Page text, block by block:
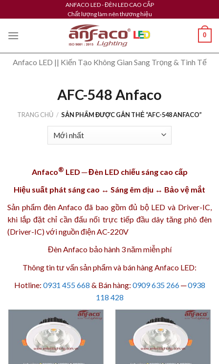
to
content
ANFACO LED - ĐÈN LED CAO CẤP
Chất lượng làm nên thương hiệu
0
Anfaco LED || Kiến Tạo Không Gian Sang Trọng & Tinh Tế
AFC-548 Anfaco
TRANG CHỦ / SẢN PHẨM ĐƯỢC GẮN THẺ “AFC-548 ANFACO”
Anfaco® LED ─ Đèn LED chiếu sáng cao cấp
Hiệu suất phát sáng cao ↔ Sáng êm dịu ↔ Bảo vệ mắt
Sản phẩm đèn Anfaco đã bao gồm đủ bộ LED và Driver-IC,
khi lắp đặt chỉ cần đấu nối trực tiếp đầu dây tăng phô đèn
(Driver-IC) với nguồn điện AC-220V
Đèn Anfaco bảo hành 3 nămmiễn phí
Thông tin tư vấn sản phẩm và bán hàng Anfaco LED:
Hotline: 0931 455 668 & Bán hàng: 0909 635 266─0938
118 428